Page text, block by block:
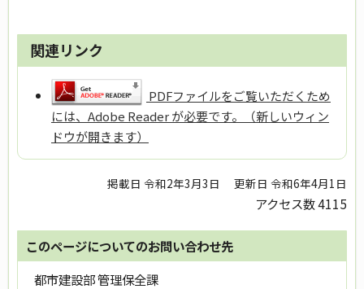
関連リンク
PDFファイルをご覧いただくため
には、Adobe Reader が必要です。（新しいウィン
ドウが開きます）
掲載日 令和2年3月3日 更新日 令和6年4月1日
アクセス数4115
このページについてのお問い合わせ先
都市建設部 管理保全課